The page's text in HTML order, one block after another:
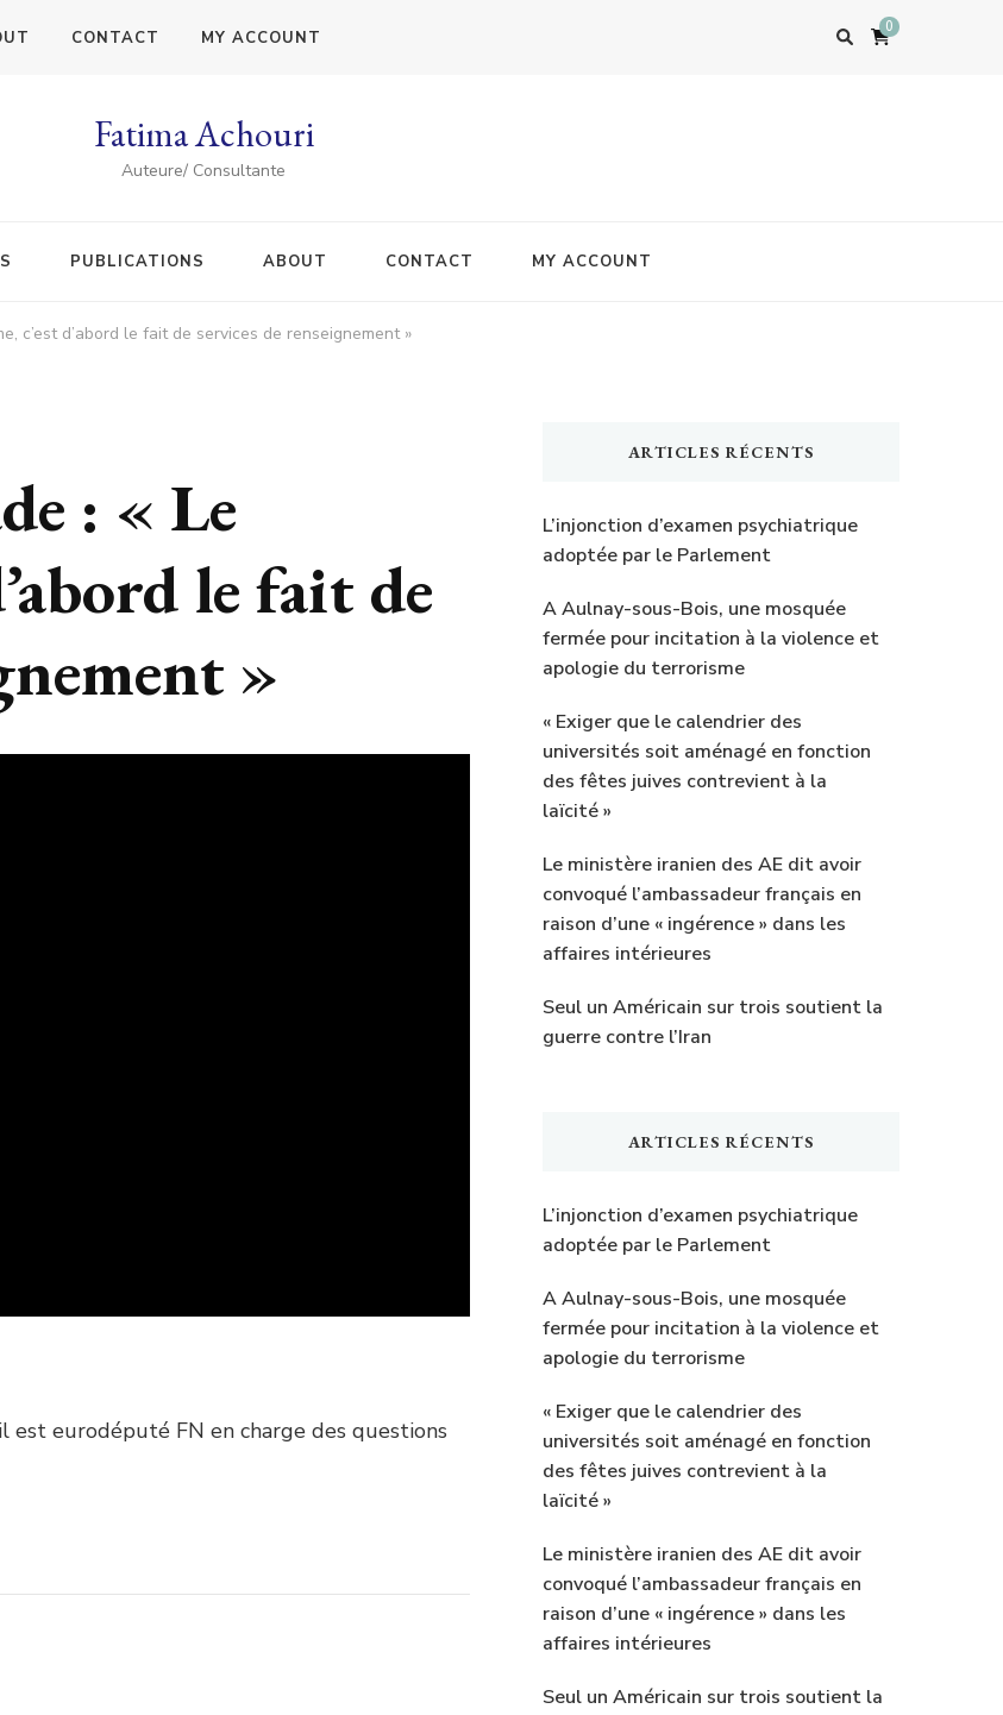
CONTACT MY ACCOUNT
0
Fatima Achouri
Auteure/ Consultante
PUBLICATIONS ABOUT CONTACT MY ACCOUNT
c’est d’abord le fait de services de renseignement »
: « Le
le fait de
»
est eurodéputé FN en charge des questions
ARTICLES RÉCENTS
L’injonction d’examen psychiatrique
adoptée par le Parlement
A Aulnay-sous-Bois, une mosquée
fermée pour incitation à la violence et
apologie du terrorisme
« Exiger que le calendrier des
universités soit aménagé en fonction
des fêtes juives contrevient à la
laïcité »
Le ministère iranien des AE dit avoir
convoqué l’ambassadeur français en
raison d’une « ingérence » dans les
affaires intérieures
Seul un Américain sur trois soutient la
guerre contre l’Iran
ARTICLES RÉCENTS
L’injonction d’examen psychiatrique
adoptée par le Parlement
A Aulnay-sous-Bois, une mosquée
fermée pour incitation à la violence et
apologie du terrorisme
« Exiger que le calendrier des
universités soit aménagé en fonction
des fêtes juives contrevient à la
laïcité »
Le ministère iranien des AE dit avoir
convoqué l’ambassadeur français en
raison d’une « ingérence » dans les
affaires intérieures
Seul un Américain sur trois soutient la